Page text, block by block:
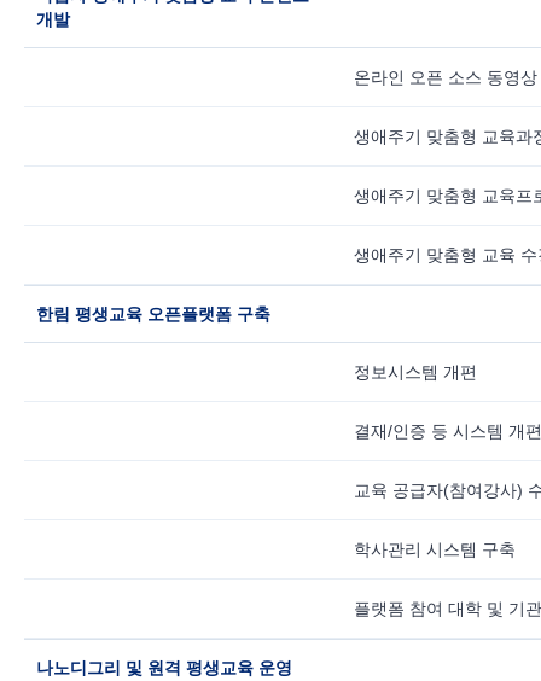
개발
온라인 오픈 소스 동영상
생애주기 맞춤형 교육과
생애주기 맞춤형 교육프
생애주기 맞춤형 교육
한림 평생교육 오픈플랫폼 구축
정보시스템 개편
결재/인증 등 시스템 개편
교육 공급자(참여강사)
학사관리 시스템 구축
플랫폼 참여 대학 및 기관
나노디그리 및 원격 평생교육 운영